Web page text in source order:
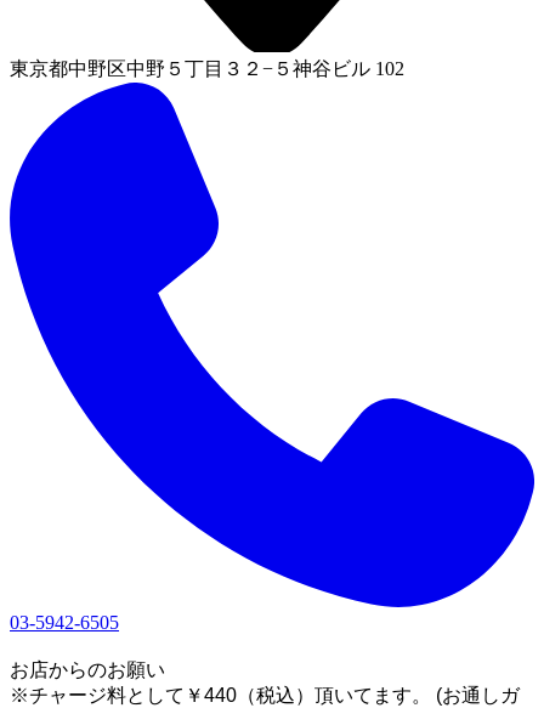
東京都中野区中野５丁目３２−５神谷ビル 102
03-5942-6505
お店からのお願い
※チャージ料として￥440（税込）頂いてます。 (お通しガ